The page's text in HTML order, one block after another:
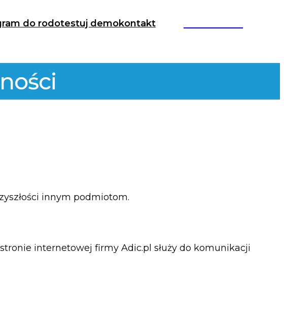
do rodotestuj demokontakt
innym podmiotom.
internetowej firmy Adic.pl służy do komunikacji